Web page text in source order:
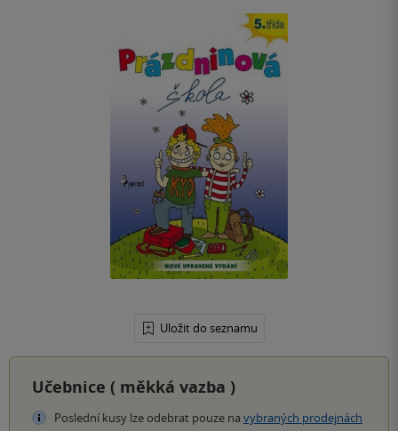
Uložit do seznamu
Učebnice ( měkká vazba )
Poslední kusy lze odebrat pouze na vybraných prodejnách